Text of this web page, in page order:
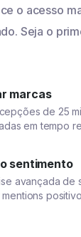
o acesso
Seja o
marcas
de 25
em tempo
sentimento
avançada de